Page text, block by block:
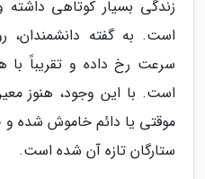
زندگی بسیار کوتاهی
است. به گفته دانشمندان،
سرعت رخ داده و تقریباً
است. با این وجود، هنوز
موقتی یا دائم خاموش شده
ستارگان تازه آن شده است.